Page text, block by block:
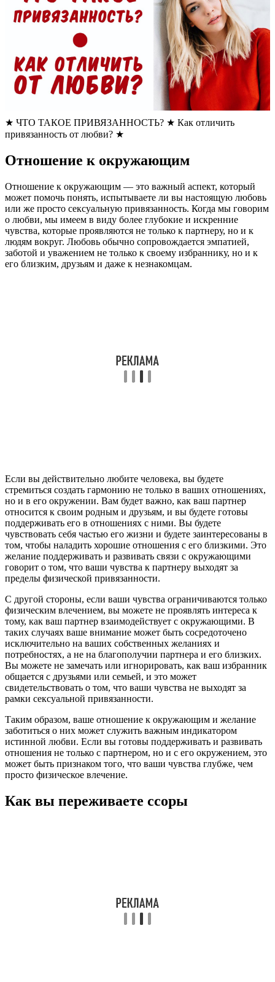
★ ЧТО ТАКОЕ ПРИВЯЗАННОСТЬ? ★ Как отличить
привязанность от любви? ★
Отношение к окружающим
Отношение к окружающим — это важный аспект, который
может помочь понять, испытываете ли вы настоящую любовь
или же просто сексуальную привязанность. Когда мы говорим
о любви, мы имеем в виду более глубокие и искренние
чувства, которые проявляются не только к партнеру, но и к
людям вокруг. Любовь обычно сопровождается эмпатией,
заботой и уважением не только к своему избраннику, но и к
его близким, друзьям и даже к незнакомцам.
Если вы действительно любите человека, вы будете
стремиться создать гармонию не только в ваших отношениях,
но и в его окружении. Вам будет важно, как ваш партнер
относится к своим родным и друзьям, и вы будете готовы
поддерживать его в отношениях с ними. Вы будете
чувствовать себя частью его жизни и будете заинтересованы в
том, чтобы наладить хорошие отношения с его близкими. Это
желание поддерживать и развивать связи с окружающими
говорит о том, что ваши чувства к партнеру выходят за
пределы физической привязанности.
С другой стороны, если ваши чувства ограничиваются только
физическим влечением, вы можете не проявлять интереса к
тому, как ваш партнер взаимодействует с окружающими. В
таких случаях ваше внимание может быть сосредоточено
исключительно на ваших собственных желаниях и
потребностях, а не на благополучии партнера и его близких.
Вы можете не замечать или игнорировать, как ваш избранник
общается с друзьями или семьей, и это может
свидетельствовать о том, что ваши чувства не выходят за
рамки сексуальной привязанности.
Таким образом, ваше отношение к окружающим и желание
заботиться о них может служить важным индикатором
истинной любви. Если вы готовы поддерживать и развивать
отношения не только с партнером, но и с его окружением, это
может быть признаком того, что ваши чувства глубже, чем
просто физическое влечение.
Как вы переживаете ссоры